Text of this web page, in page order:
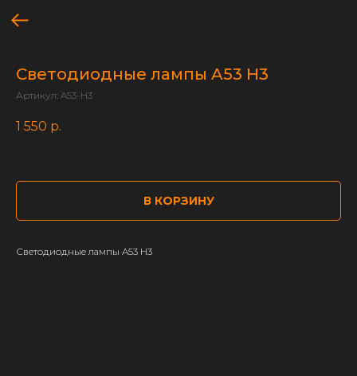
Светодиодные лампы A53 H3
Артикул: A53-H3
1 550 р.
В КОРЗИНУ
Светодиодные лампы A53 H3